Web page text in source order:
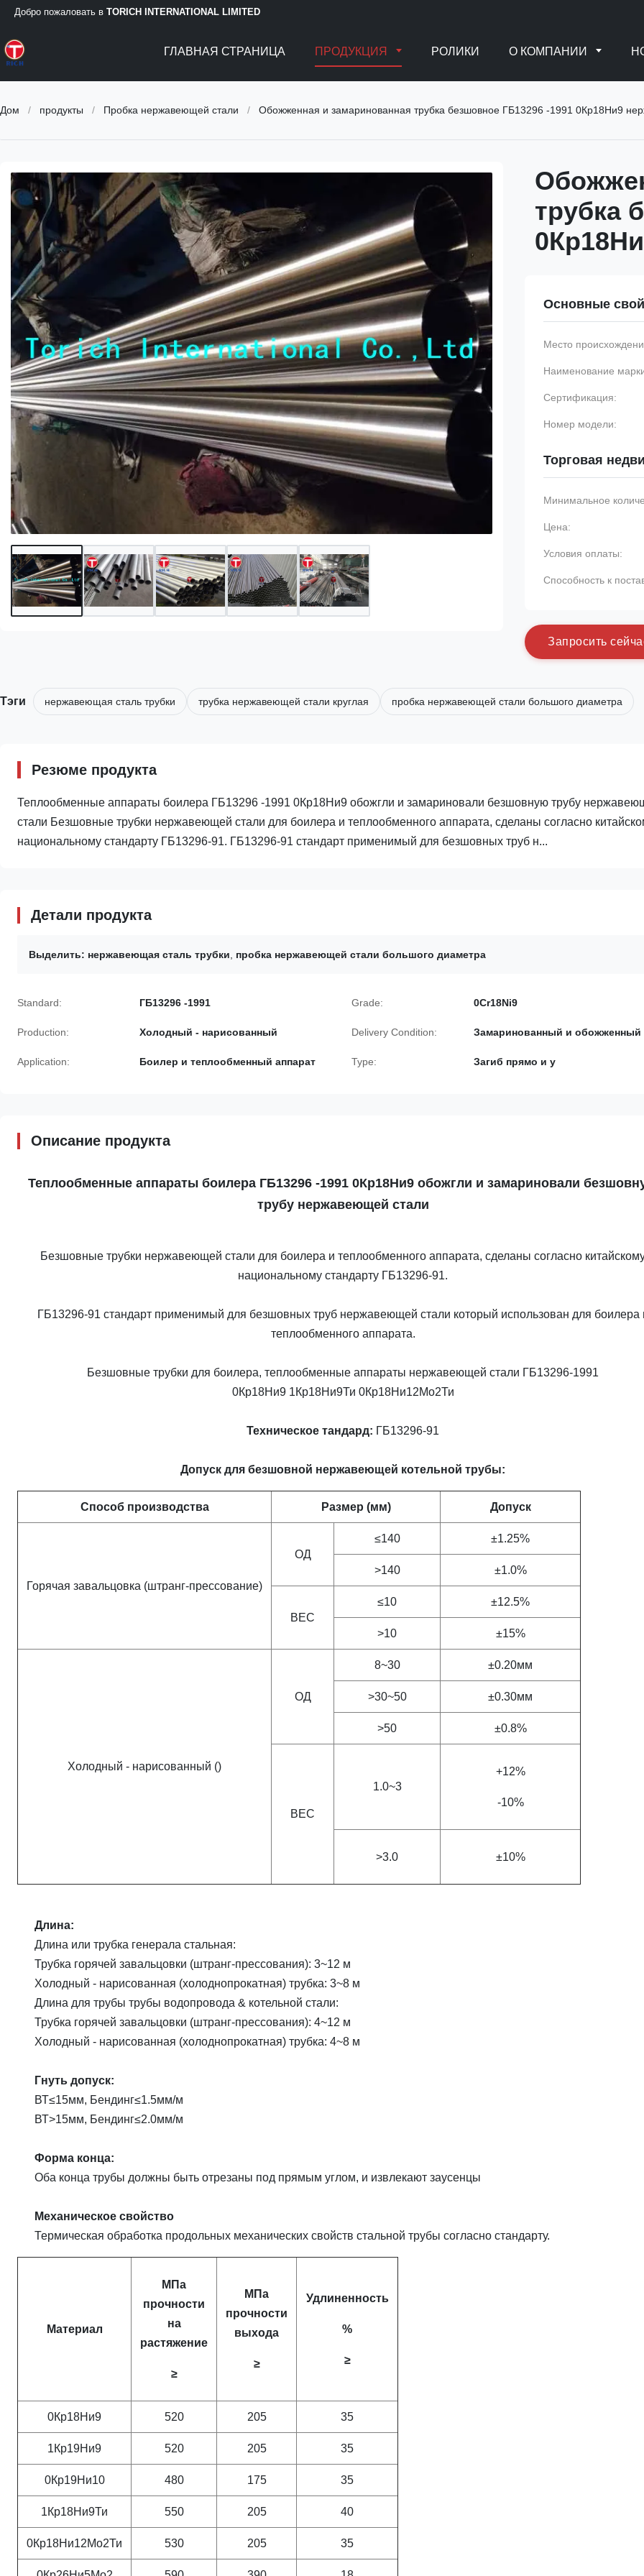
Добро пожаловать в TORICH INTERNATIONAL LIMITED
ГЛАВНАЯ СТРАНИЦА ПРОДУКЦИЯ РОЛИКИ О КОМПАНИИ
Дом / продукты / Пробка нержавеющей стали / Обожженная и замаринованная трубка безшовное ГБ13296 -1991 0Кр18Ни9
трубка
Основные
Место
Наименование
Сертификация:
Номер модели:
Торговая
Минимальное
Цена:
Условия оплаты:
Способность к
Запросить сейча
Тэги нержавеющая сталь трубки трубка нержавеющей стали круглая пробка нержавеющей стали большого диаметра
Резюме продукта
Теплообменные аппараты боилера ГБ13296 -1991 0Кр18Ни9 обожгли и замариновали безшовную трубу
стали Безшовные трубки нержавеющей стали для боилера и теплообменного аппарата, сделаны согласно
национальному стандарту ГБ13296-91. ГБ13296-91 стандарт применимый для безшовных труб н...
Детали продукта
Выделить: нержавеющая сталь трубки пробка нержавеющей стали большого диаметра
Standard: ГБ13296 -1991 Grade: 0Cr18Ni9
Production: Холодный - нарисованный Delivery Condition: Замаринованный и обожженный
Application: Боилер и теплообменный аппарат Type: Загиб прямо и у
Описание продукта
Теплообменные аппараты боилера ГБ13296 -1991 0Кр18Ни9 обожгли и замариновали
трубу нержавеющей стали
Безшовные трубки нержавеющей стали для боилера и теплообменного аппарата, сделаны согласно
национальному стандарту ГБ13296-91.
ГБ13296-91 стандарт применимый для безшовных труб нержавеющей стали который использован для боилера
теплообменного аппарата.
Безшовные трубки для боилера, теплообменные аппараты нержавеющей стали ГБ13296-1991
0Кр18Ни9 1Кр18Ни9Ти 0Кр18Ни12Мо2Ти
Техническое тандард: ГБ13296-91
Допуск для безшовной нержавеющей котельной трубы:
Способ производства Размер (мм) Допуск
Горячая завальцовка (штранг-прессование)
ОД
≤140 ±1.25%
>140 ±1.0%
ВЕС
≤10 ±12.5%
>10 ±15%
Холодный - нарисованный ()
ОД
8~30 ±0.20мм
>30~50 ±0.30мм
>50 ±0.8%
ВЕС
1.0~3
+12%
-10%
>3.0 ±10%
Длина:
Длина или трубка генерала стальная:
Трубка горячей завальцовки (штранг-прессования): 3~12 м
Холодный - нарисованная (холоднопрокатная) трубка: 3~8 м
Длина для трубы трубы водопровода & котельной стали:
Трубка горячей завальцовки (штранг-прессования): 4~12 м
Холодный - нарисованная (холоднопрокатная) трубка: 4~8 м
Гнуть допуск:
ВТ≤15мм, Бендинг≤1.5мм/м
ВТ>15мм, Бендинг≤2.0мм/м
Форма конца:
Оба конца трубы должны быть отрезаны под прямым углом, и извлекают заусенцы
Механическое свойство
Термическая обработка продольных механических свойств стальной трубы согласно стандарту.
Материал
МПа
прочности
на
растяжение
≥
МПа
прочности
выхода
≥
Удлиненность
%
≥
0Кр18Ни9 520 205 35
1Кр19Ни9 520 205 35
0Кр19Ни10 480 175 35
1Кр18Ни9Ти 550 205 40
0Кр18Ни12Мо2Ти 530 205 35